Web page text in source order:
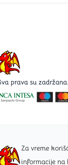
Za vreme
informacije na
prava su